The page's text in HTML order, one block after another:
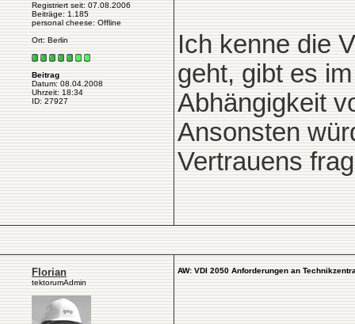
Registriert seit: 07.08.2006
Beiträge: 1.185
personal cheese: Offline
Ort: Berlin
Beitrag
Datum: 08.04.2008
Uhrzeit: 18:34
ID: 27927
Ich kenne die
geht, gibt es
Abhängigkeit
Ansonsten
Vertrauens
Florian
tektorumAdmin
AW: VDI 2050 Anforderungen an